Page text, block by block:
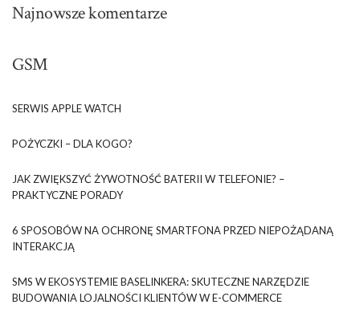
Najnowsze komentarze
GSM
SERWIS APPLE WATCH
POŻYCZKI – DLA KOGO?
JAK ZWIĘKSZYĆ ŻYWOTNOŚĆ BATERII W TELEFONIE? –
PRAKTYCZNE PORADY
6 SPOSOBÓW NA OCHRONĘ SMARTFONA PRZED NIEPOŻĄDANĄ
INTERAKCJĄ
SMS W EKOSYSTEMIE BASELINKERA: SKUTECZNE NARZĘDZIE
BUDOWANIA LOJALNOŚCI KLIENTÓW W E-COMMERCE